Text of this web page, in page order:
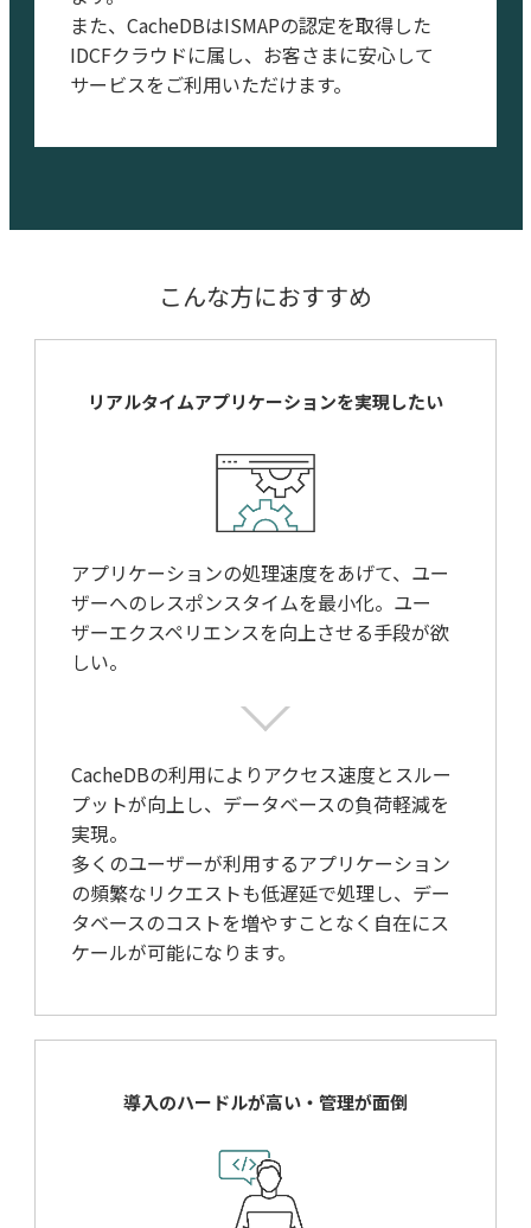
また、CacheDBはISMAPの認定を取得した
IDCFクラウドに属し、お客さまに安心して
サービスをご利用いただけます。
こんな方におすすめ
リアルタイムアプリケーションを実現したい
アプリケーションの処理速度をあげて、ユー
ザーへのレスポンスタイムを最小化。ユー
ザーエクスペリエンスを向上させる手段が欲
しい。
CacheDBの利用によりアクセス速度とスルー
プットが向上し、データベースの負荷軽減を
実現。
多くのユーザーが利用するアプリケーション
の頻繁なリクエストも低遅延で処理し、デー
タベースのコストを増やすことなく自在にス
ケールが可能になります。
導入のハードルが高い・ 管理が面倒